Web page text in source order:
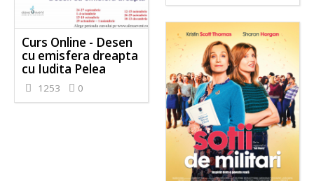
Curs Online - Desen
cu emisfera dreapta
cu Iudita Pelea
1253 0